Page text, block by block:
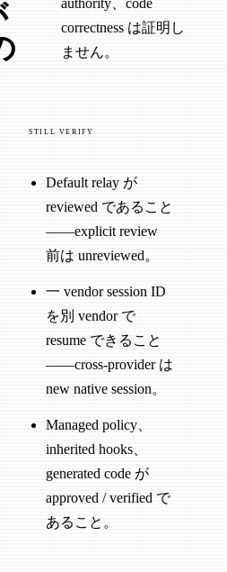
authority、code
correctness は証明し
ません。
STILL VERIFY
Default relay が
reviewed であること
——explicit review
前は unreviewed。
一 vendor session ID
を別 vendor で
resume できること
——cross-provider は
new native session。
Managed policy、
inherited hooks、
generated code が
approved / verified で
あること。